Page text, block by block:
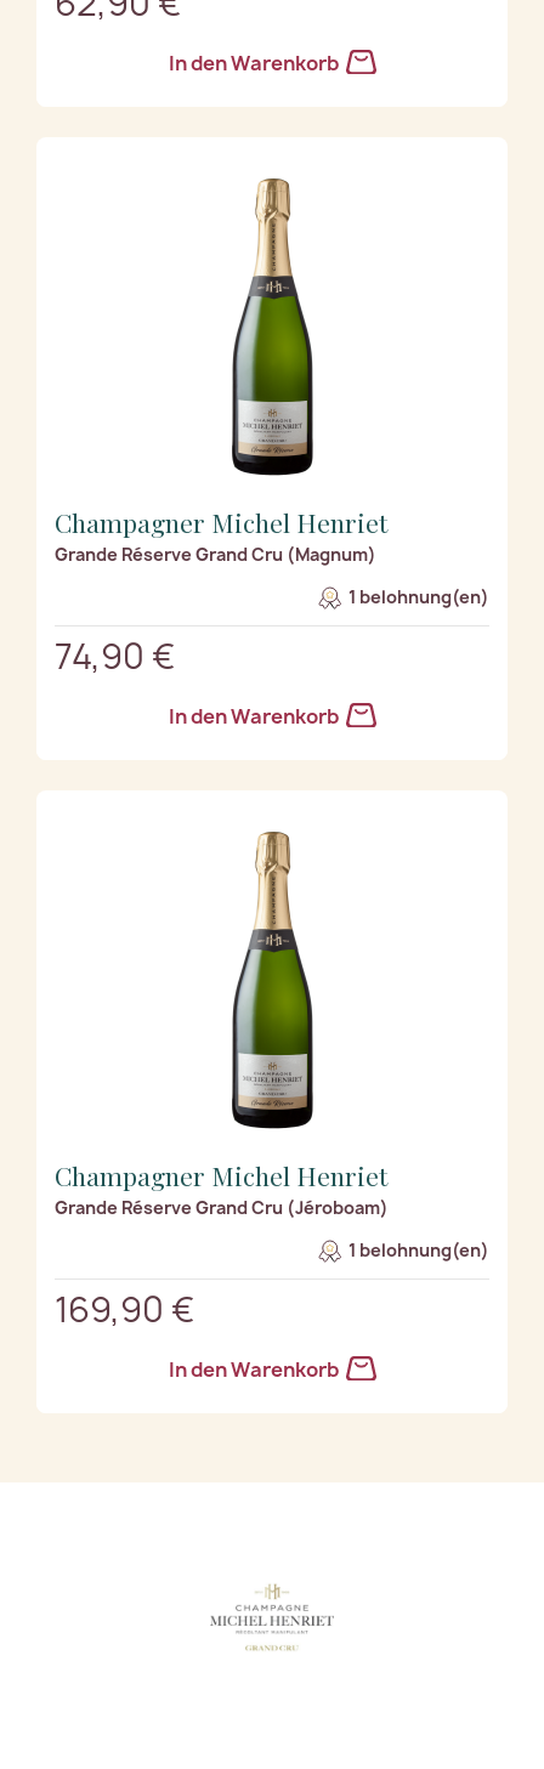
In den Warenkorb
Champagner Michel Henriet
Grande Réserve Grand Cru (Magnum)
1 belohnung(en)
74,90 €
In den Warenkorb
Champagner Michel Henriet
Grande Réserve Grand Cru (Jéroboam)
1 belohnung(en)
169,90 €
In den Warenkorb